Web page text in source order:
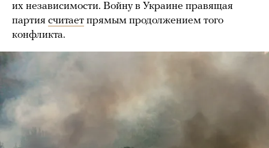
их независимости. Войну в Украине правящая
партия считает прямым продолжением того
конфликта.